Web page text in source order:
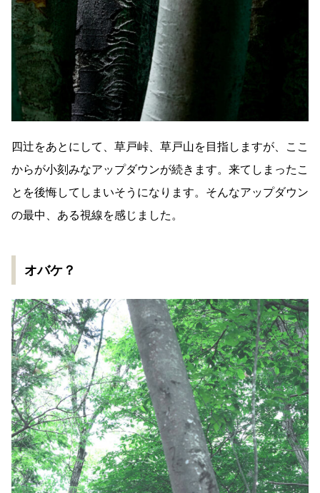
四辻をあとにして、草戸峠、草戸山を目指しますが、ここ
からが小刻みなアップダウンが続きます。来てしまったこ
とを後悔してしまいそうになります。そんなアップダウン
の最中、ある視線を感じました。
オバケ？